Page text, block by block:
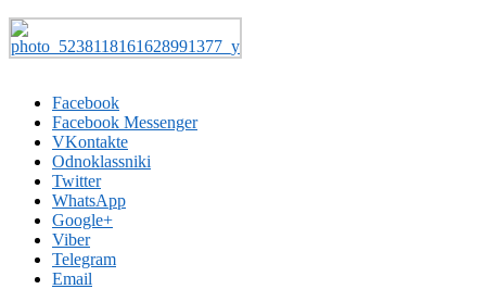
Facebook
Facebook Messenger
VKontakte
Odnoklassniki
Twitter
WhatsApp
Google+
Viber
Telegram
Email